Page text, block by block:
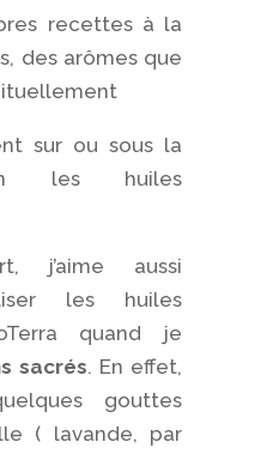
recettes à la
des arômes que
sur ou sous la
les huiles
j’aime aussi
les huiles
quand je
sacrés. En effet,
gouttes
( lavande, par